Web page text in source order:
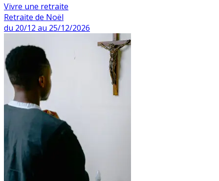
Vivre une retraite
Retraite de Noël
du 20/12 au 25/12/2026